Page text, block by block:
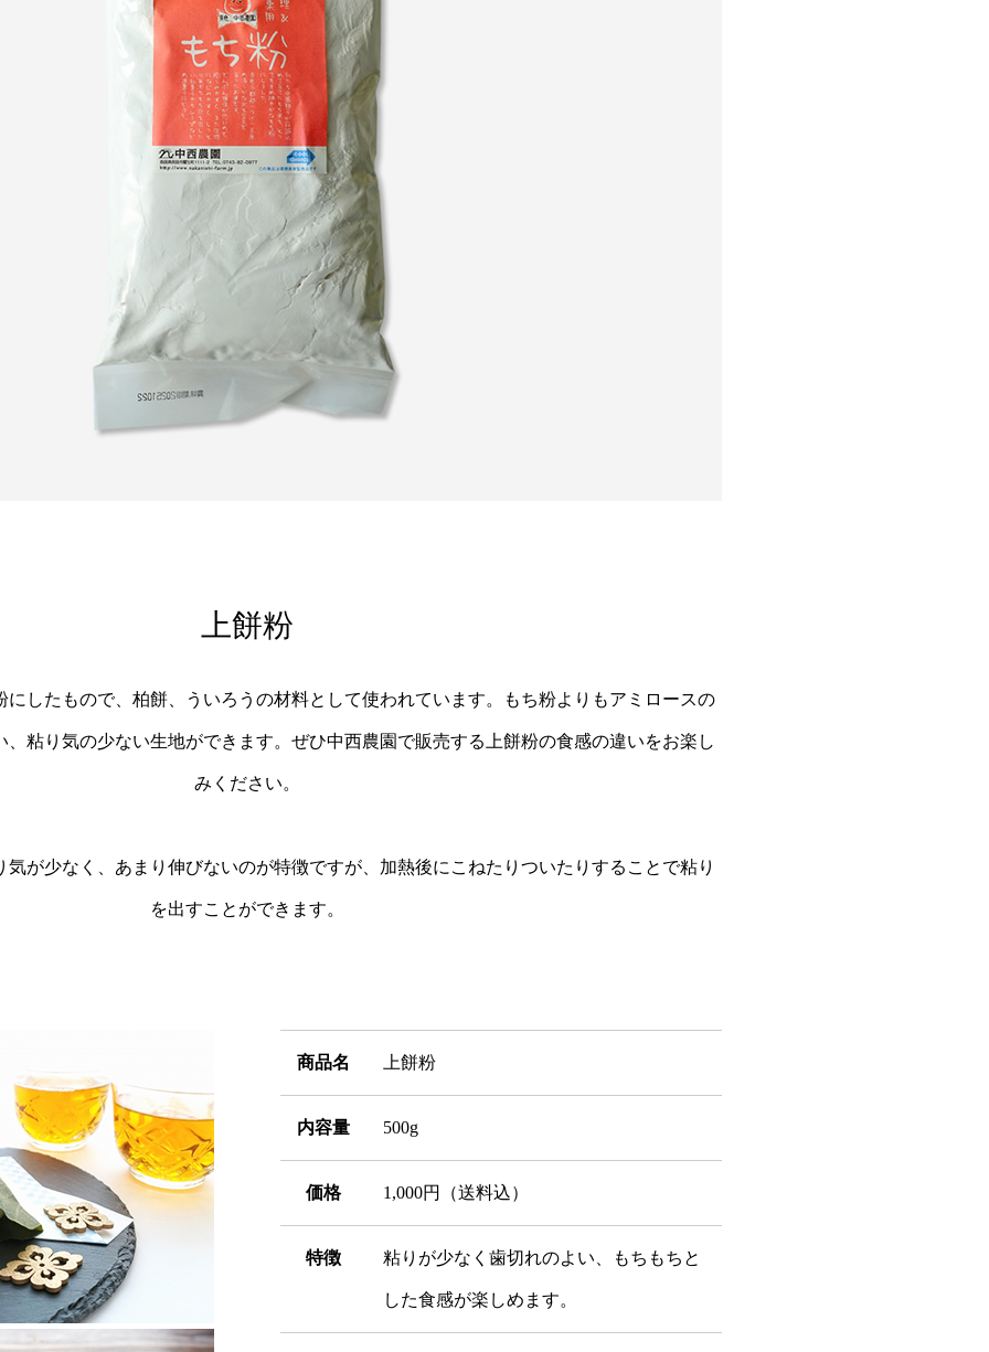
上餅粉
にしたもので、柏餅、ういろうの材料として使われています。もち粉よりもアミロースの
粘り気の少ない生地ができます。ぜひ中西農園で販売する上餅粉の食感の違いをお楽し
みください。
が少なく、あまり伸びないのが特徴ですが、加熱後にこねたりついたりすることで粘り
を出すことができます。
商品名 上餅粉
内容量 500g
価格 1,000円（送料込）
特徴 粘りが少なく歯切れのよい、もちもちと
した食感が楽しめます。